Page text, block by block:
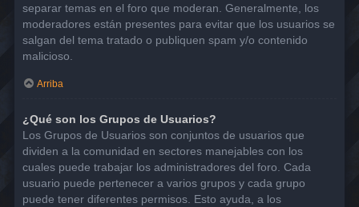
separar temas en el foro que moderan. Generalmente, los
moderadores están presentes para evitar que los usuarios se
salgan del tema tratado o publiquen spam y/o contenido
malicioso.
Arriba
¿Qué son los Grupos de Usuarios?
Los Grupos de Usuarios son conjuntos de usuarios que
dividen a la comunidad en sectores manejables con los
cuales puede trabajar los administradores del foro. Cada
usuario puede pertenecer a varios grupos y cada grupo
puede tener diferentes permisos. Esto ayuda, a los